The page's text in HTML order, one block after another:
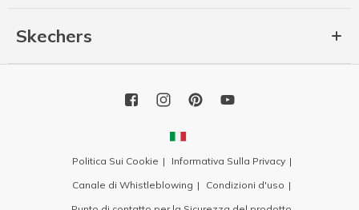
Skechers
Politica Sui Cookie
Informativa Sulla Privacy
Canale di Whistleblowing
Condizioni d'uso